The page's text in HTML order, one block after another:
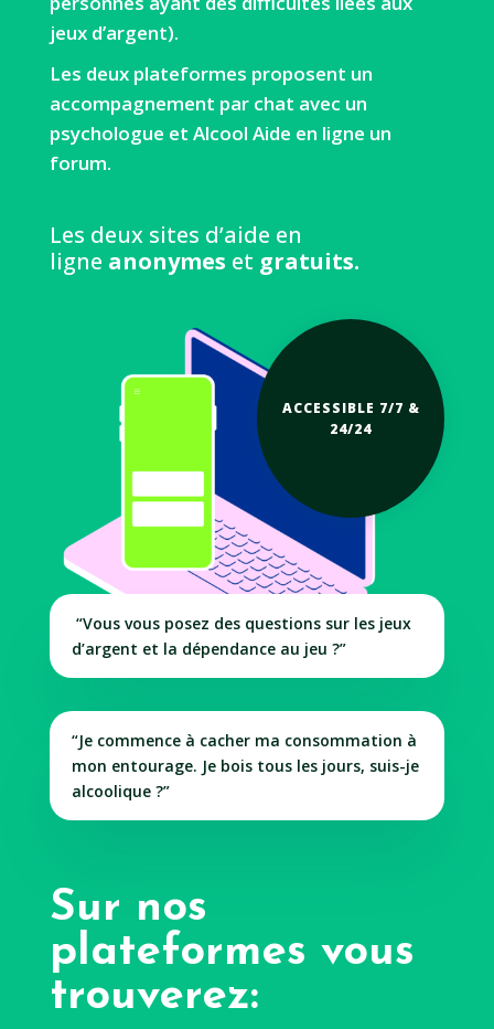
jeux d’argent).
Les deux plateformes proposent un
accompagnement par chat avec un
psychologue et Alcool Aide en ligne un
forum.
Les deux sites d’aide en
ligne anonymes et gratuits.
“Vous vous posez des questions sur les jeux
d’argent et la dépendance au jeu ?”
ACCESSIBLE 7/7 &
24/24
“Je commence à cacher ma consommation à
mon entourage. Je bois tous les jours, suis-je
alcoolique ?”
Sur nos
plateformes vous
trouverez: